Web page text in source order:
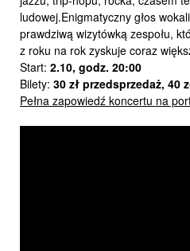
ludowej.Enigmatyczny głos
prawdziwą wizytówką zespołu,
z roku na rok zyskuje coraz
Start: 2.10, godz. 20:00
Bilety: 30 zł przedsprzedaż, 40
Pełna zapowiedź koncertu na